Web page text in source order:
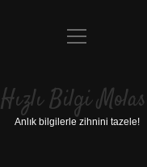
Anasayfa
Yasal Uyarı
menüyü
Hızlı Bilgi
Anlık bilgilerle zihnini tazele!